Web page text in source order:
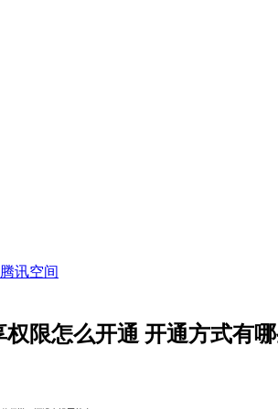
腾讯空间
限怎么开通 开通方式有